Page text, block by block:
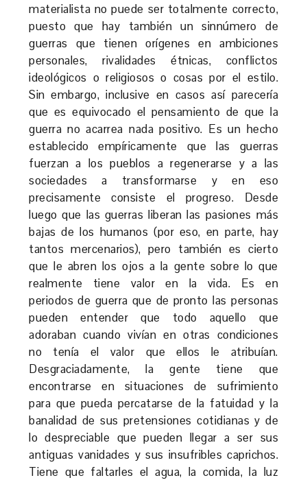
materialista no puede ser totalmente correcto,
puesto que hay también un sinnúmero de
guerras que tienen orígenes en ambiciones
personales, rivalidades étnicas, conflictos
ideológicos o religiosos o cosas por el estilo.
Sin embargo, inclusive en casos así parecería
que es equivocado el pensamiento de que la
guerra no acarrea nada positivo. Es un hecho
establecido empíricamente que las guerras
fuerzan a los pueblos a regenerarse y a las
sociedades a transformarse y en eso
precisamente consiste el progreso. Desde
luego que las guerras liberan las pasiones más
bajas de los humanos (por eso, en parte, hay
tantos mercenarios), pero también es cierto
que le abren los ojos a la gente sobre lo que
realmente tiene valor en la vida. Es en
periodos de guerra que de pronto las personas
pueden entender que todo aquello que
adoraban cuando vivían en otras condiciones
no tenía el valor que ellos le atribuían.
Desgraciadamente, la gente tiene que
encontrarse en situaciones de sufrimiento
para que pueda percatarse de la fatuidad y la
banalidad de sus pretensiones cotidianas y de
lo despreciable que pueden llegar a ser sus
antiguas vanidades y sus insufribles caprichos.
Tiene que faltarles el agua, la comida, la luz